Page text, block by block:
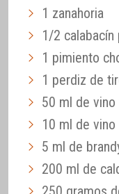
1 zanahoria
1/2 calabacín
1 pimiento
1 perdiz de
50 ml de
10 ml de
5 ml de
200 ml de